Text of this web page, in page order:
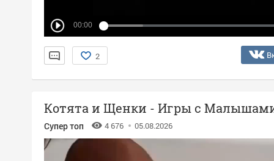
00:00
2
Котята и Щенки - Игры с
Супер топ 4 676 05.08.2026